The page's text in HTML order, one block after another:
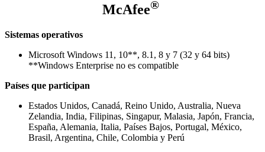
McAfee®
Sistemas operativos
Microsoft Windows 11, 10**, 8.1, 8 y 7 (32 y 64 bits)
**Windows Enterprise no es compatible
Países que participan
Estados Unidos, Canadá, Reino Unido, Australia, Nueva
Zelandia, India, Filipinas, Singapur, Malasia, Japón, Francia,
España, Alemania, Italia, Países Bajos, Portugal, México,
Brasil, Argentina, Chile, Colombia y Perú